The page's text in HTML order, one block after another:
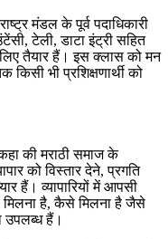
मंडल के पूर्व पदाधिकारी
टेली, डाटा इंट्री सहित
तैयार हैं। इस क्लास को मन
भी प्रशिक्षणार्थी को
की मराठी समाज के
को विस्तार देने, प्रगति
हैं। व्यापारियों में आपसी
है, कैसे मिलना है जैसे
उपलब्ध हैं।